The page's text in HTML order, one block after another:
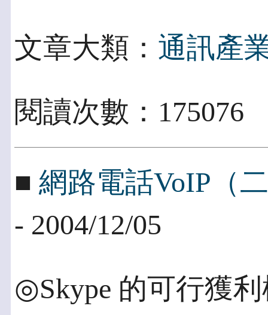
文章大類： 通訊產
閱讀次數：
■ 網路電話VoIP（
- 2004/12/05
◎Skype 的可行獲